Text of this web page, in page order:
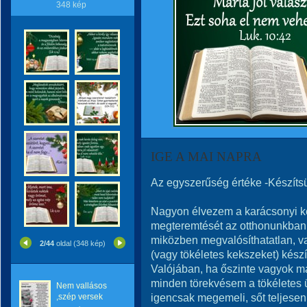
348 kép
2/44 oldal (348 kép)
Nem vallásos
,szép versek
IGE A MAI NAPRA
Az egyszerűség értéke -
Nagyon élvezem a karácsonyi
megteremtését az
miközben megvalósíthatatlan,
(vagy tökéletes kekszeket)
Valójában, ha őszinte vagyok
minden törekvésem a tökéletes
igencsak megemeli, sőt